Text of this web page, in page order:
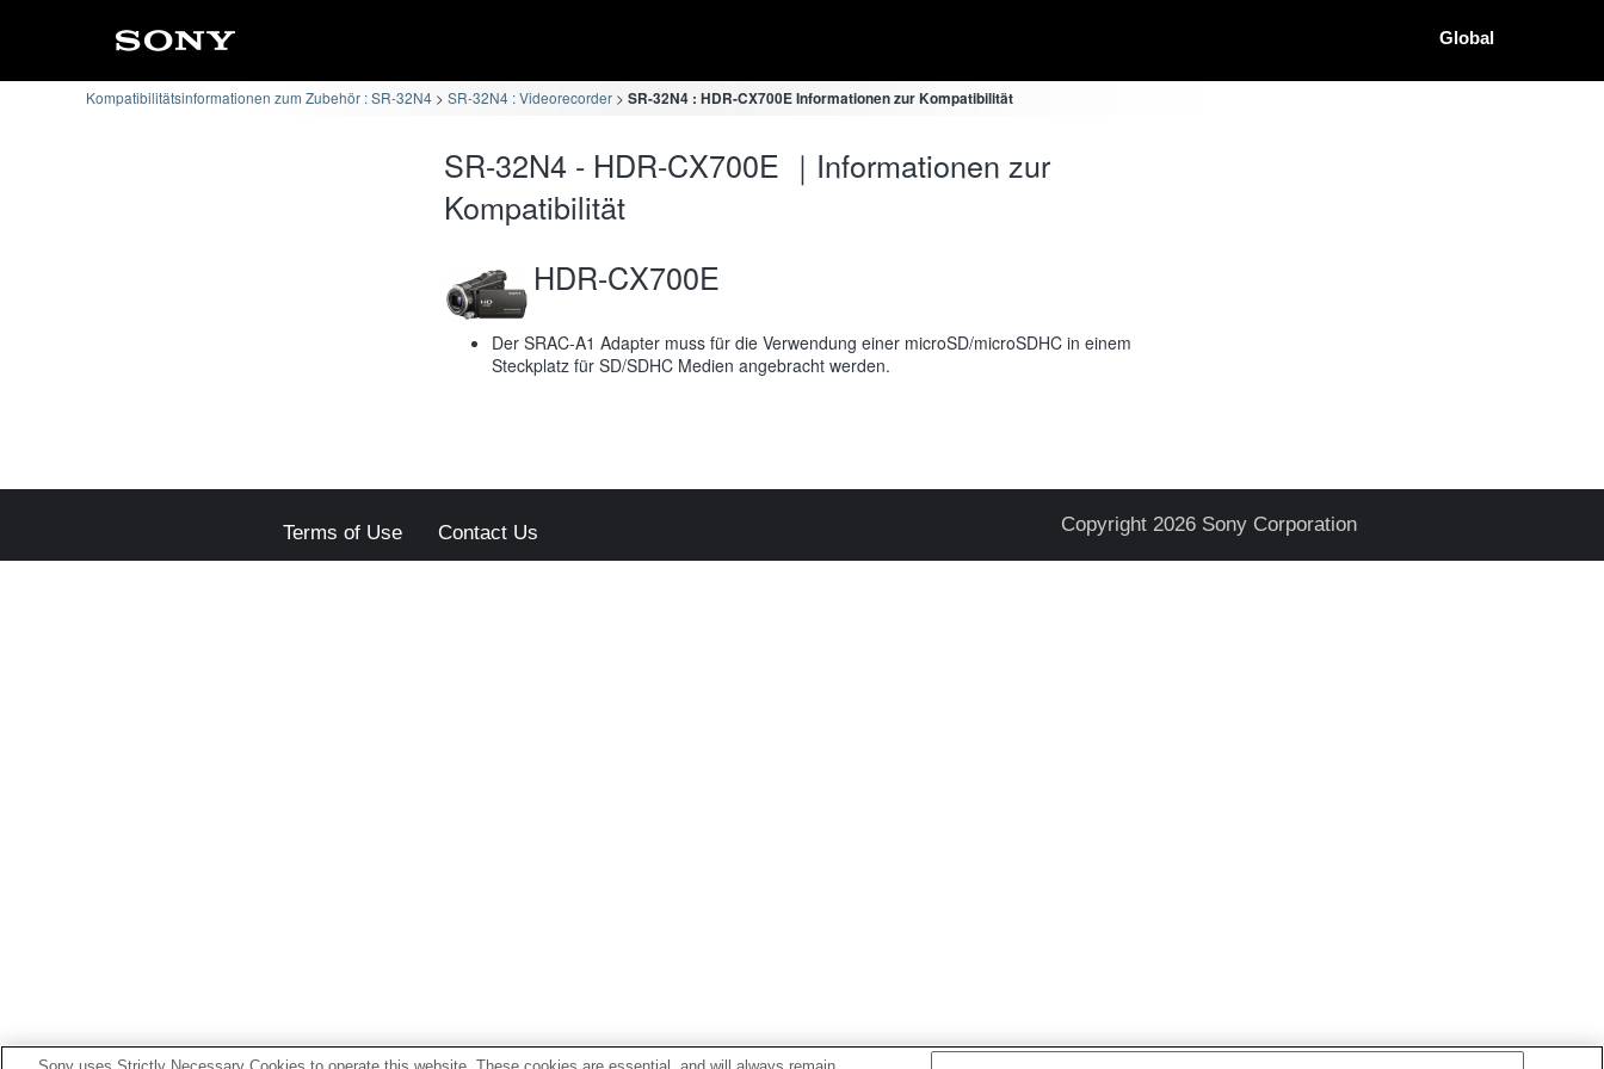
Global
Kompatibilitätsinformationen zum Zubehör : SR-32N4 SR-32N4 : Videorecorder SR-32N4 : HDR-CX700E Informationen zur Kompatibilität
SR-32N4 - HDR-CX700E ｜Informationen zur
Kompatibilität
HDR-CX700E
Der SRAC-A1 Adapter muss für die Verwendung einer microSD/microSDHC in einem
Steckplatz für SD/SDHC Medien angebracht werden.
Terms of Use Contact Us Copyright 2026 Sony Corporation